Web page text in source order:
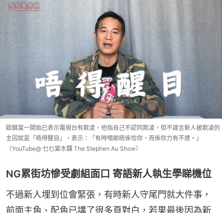
歐錦棠一開始已表示電視台有欺凌，他指自己不認同欺凌，但不諱言新人被欺凌的
主因就是「唔得醒目」，表示：「有時嗰啲唔係恰你，而係你力有不逮。」
（YouTube@ 乜乜棠水舖 The Stephen Au Show）
NG累街坊慘受劇組面口 寄語新人執生學睇機位
不過新人埋到位會緊張，有時新人守尾門就大件事，
前面主角、配角已講了很多頁對白，若果最後因為新